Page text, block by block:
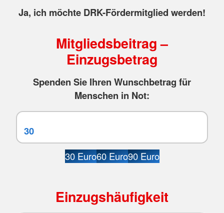
Ja, ich möchte DRK-Fördermitglied werden!
Mitgliedsbeitrag –
Einzugsbetrag
Spenden Sie Ihren Wunschbetrag für
Menschen in Not:
30 Euro60 Euro90 Euro
Einzugshäufigkeit